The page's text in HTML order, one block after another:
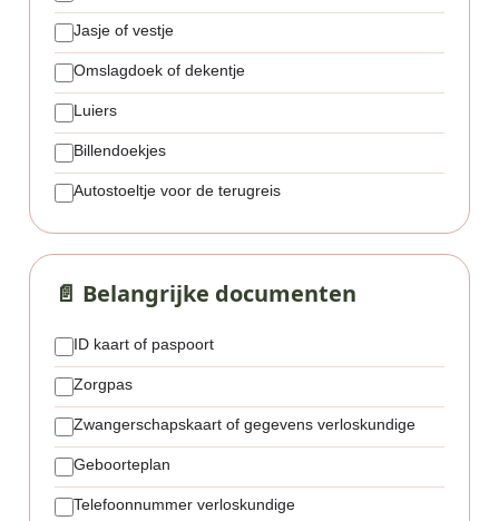
Jasje of vestje
Omslagdoek of dekentje
Luiers
Billendoekjes
Autostoeltje voor de terugreis
📄 Belangrijke documenten
ID kaart of paspoort
Zorgpas
Zwangerschapskaart of gegevens verloskundige
Geboorteplan
Telefoonnummer verloskundige